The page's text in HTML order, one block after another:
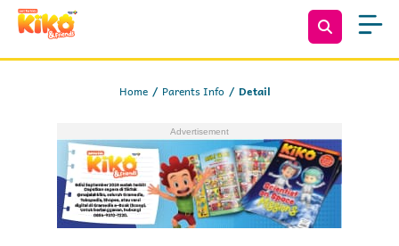
Home Parents Info Detail